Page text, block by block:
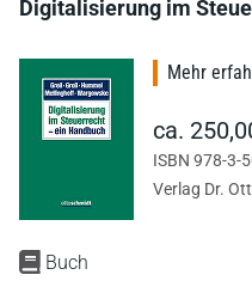
Digitalisierung im
Buch
Mehr
ca.
ISBN 978-3-
Verlag Dr.